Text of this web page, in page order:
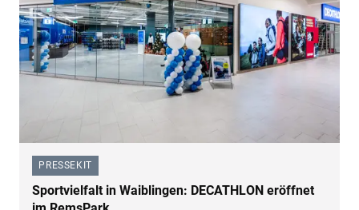
PRESSEKIT
–
Sportvielfalt in Waiblingen: DECATHLON eröffnet